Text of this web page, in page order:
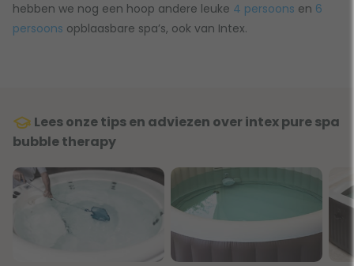
hebben we nog een hoop andere leuke 4 persoons en 6
persoons opblaasbare spa’s, ook van Intex.
Lees onze tips en adviezen over intex pure spa
bubble therapy